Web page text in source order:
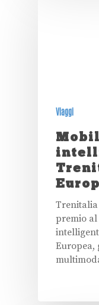
Viaggi
premio
Europea,